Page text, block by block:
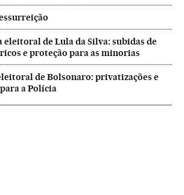
eleitoral de Lula da Silva: subidas de
e proteção para as minorias
de Bolsonaro: privatizações e
a Polícia